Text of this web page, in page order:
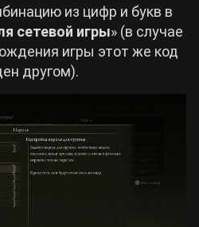
из цифр и букв в
сетевой игры» (в случае
игры этот же код
другом).